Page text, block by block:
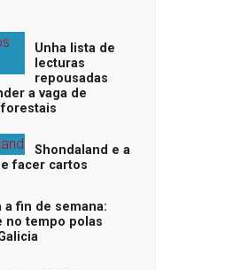
Unha lista de
lecturas
repousadas
a vaga de
Shondaland e a
facer cartos
a fin de semana:
no tempo polas